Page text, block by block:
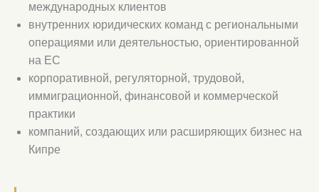
международных клиентов
внутренних юридических команд с региональными
операциями или деятельностью, ориентированной
на ЕС
корпоративной, регуляторной, трудовой,
иммиграционной, финансовой и коммерческой
практики
компаний, создающих или расширяющих бизнес на
Кипре